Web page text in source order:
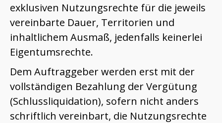
exklusiven Nutzungsrechte für die jeweils
vereinbarte Dauer, Territorien und
inhaltlichem Ausmaß, jedenfalls keinerlei
Eigentumsrechte.
Dem Auftraggeber werden erst mit der
vollständigen Bezahlung der Vergütung
(Schlussliquidation), sofern nicht anders
schriftlich vereinbart, die Nutzungsrechte